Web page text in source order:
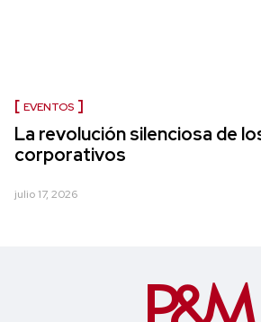
EVENTOS
La revolución silenciosa de
corporativos
julio 17, 2026